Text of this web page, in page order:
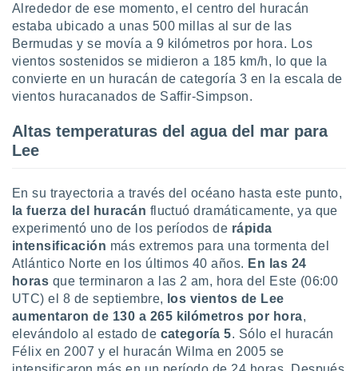
el sitio
se
para
ni para
o
no
Puedes
acceder a
web a
únicos
similares
Alrededor de ese momento, el centro del huracán
estaba ubicado a unas 500 millas al sur de las
Bermudas y se movía a 9 kilómetros por hora. Los
vientos sostenidos se midieron a 185 km/h, lo que la
convierte en un huracán de categoría 3 en la escala de
vientos huracanados de Saffir-Simpson.
Altas temperaturas del agua del mar para
Lee
En su trayectoria a través del océano hasta este punto,
la fuerza del huracán fluctuó dramáticamente, ya que
experimentó uno de los períodos de rápida
intensificación más extremos para una tormenta del
Atlántico Norte en los últimos 40 años. En las 24
horas que terminaron a las 2 am, hora del Este (06:00
UTC) el 8 de septiembre, los vientos de Lee
aumentaron de 130 a 265 kilómetros por hora,
elevándolo al estado de categoría 5. Sólo el huracán
Félix en 2007 y el huracán Wilma en 2005 se